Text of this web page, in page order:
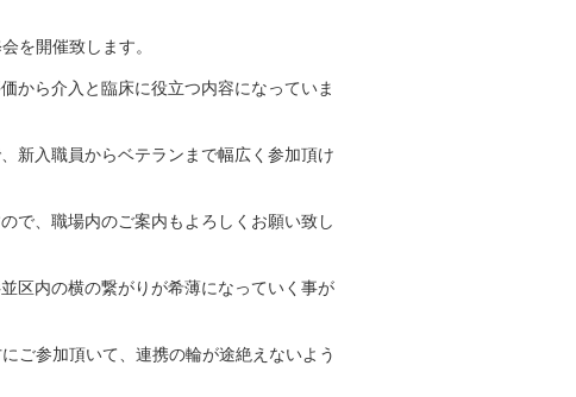
を開催致します。
から介入と臨床に役立つ内容になっていま
新入職員からベテランまで幅広く参加頂け
で、職場内のご案内もよろしくお願い致し
区内の横の繋がりが希薄になっていく事が
ご参加頂いて、連携の輪が途絶えないよう